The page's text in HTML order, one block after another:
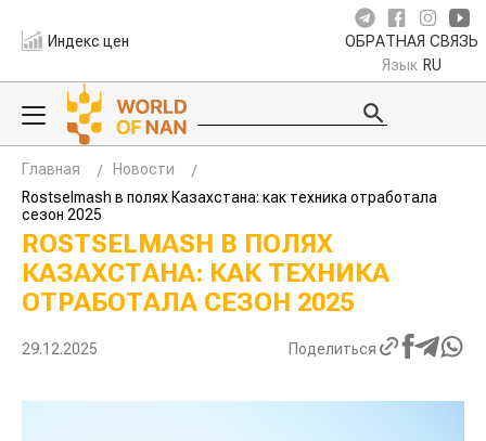
Индекс цен ОБРАТНАЯ СВЯЗЬ
Язык RU
Главная
Новости
Rostselmash в полях Казахстана: как техника отработала
сезон 2025
ROSTSELMASH В ПОЛЯХ
КАЗАХСТАНА: КАК ТЕХНИКА
ОТРАБОТАЛА СЕЗОН 2025
29.12.2025 Поделиться